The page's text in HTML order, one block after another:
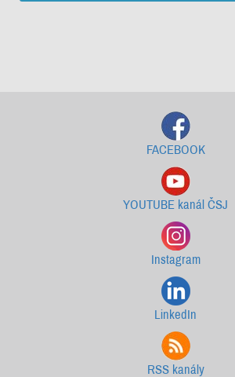
FACEBOOK
YOUTUBE kanál ČSJ
Instagram
LinkedIn
RSS kanály